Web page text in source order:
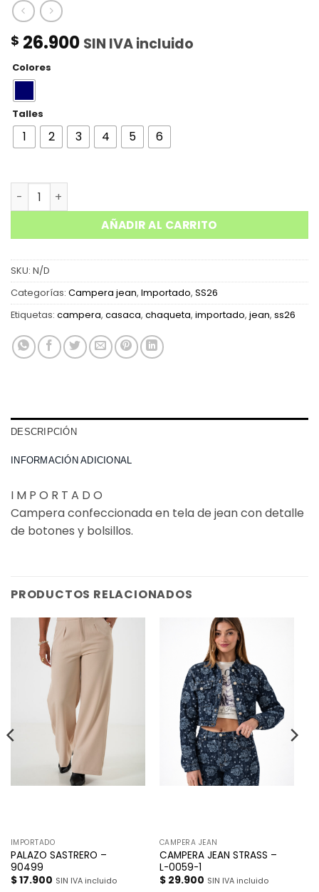
$ 26.900 SIN IVA incluido
Colores
Talles
1 2 3 4 5 6
CAMPERA JEAN - LY-01 cantidad
AÑADIR AL CARRITO
SKU: N/D
Categorías: Campera jean, Importado, SS26
Etiquetas: campera, casaca, chaqueta, importado, jean, ss26
DESCRIPCIÓN
INFORMACIÓN ADICIONAL
I M P O R T A D O
Campera confeccionada en tela de jean con detalle
de botones y bolsillos.
PRODUCTOS RELACIONADOS
IMPORTADO
PALAZO SASTRERO –
90499
$17.900 SIN IVA incluido
CAMPERA JEAN
CAMPERA JEAN STRASS –
L-0059-1
$29.900 SIN IVA incluido